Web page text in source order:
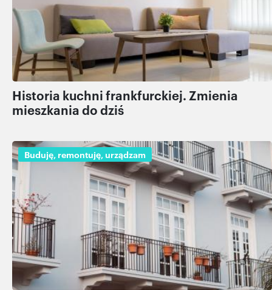
Historia kuchni frankfurckiej. Zmienia
mieszkania do dziś
Buduję, remontuję, urządzam